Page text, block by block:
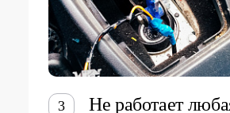
3
Не работает